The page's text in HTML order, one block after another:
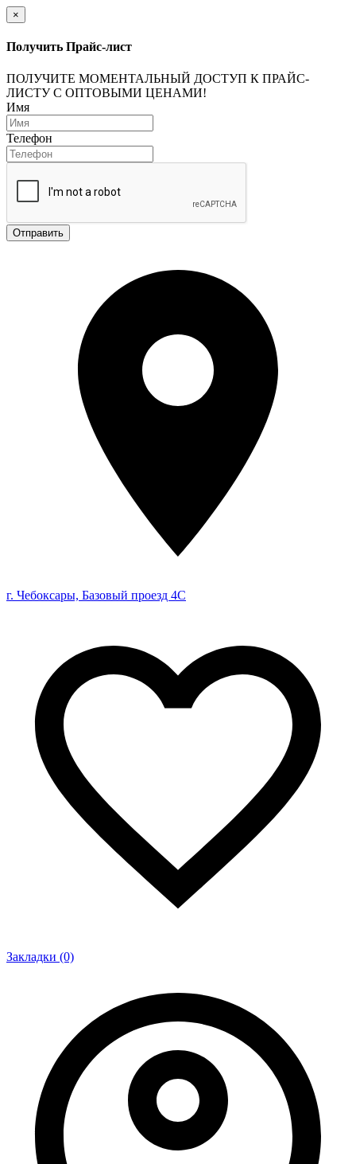
×
Получить Прайс-лист
ПОЛУЧИТЕ МОМЕНТАЛЬНЫЙ ДОСТУП К ПРАЙС-
ЛИСТУ С ОПТОВЫМИ ЦЕНАМИ!
Имя
Телефон
Отправить
г. Чебоксары, Базовый проезд 4С
Закладки (0)